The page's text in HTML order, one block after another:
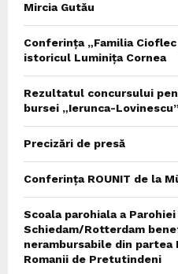
Mircia Gutău
Conferința „Familia
istoricul Luminița Cornea
Rezultatul concursului
bursei „Ierunca-
Precizări de presă
Conferința ROUNIT de la
Scoala parohiala a
Schiedam/Rotterdam
nerambursabile din
Romanii de Pretutindeni